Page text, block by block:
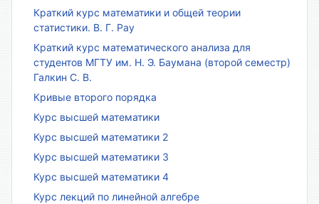
Краткий курс математики и общей теории
статистики. В. Г. Рау
Краткий курс математического анализа для
студентов МГТУ им. Н. Э. Баумана (второй семестр)
Галкин С. В.
Кривые второго порядка
Курс высшей математики
Курс высшей математики 2
Курс высшей математики 3
Курс высшей математики 4
Курс лекций по линейной алгебре